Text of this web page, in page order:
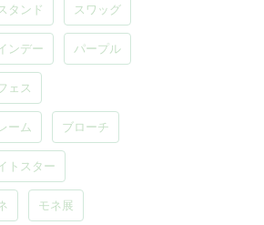
タンド スワッグ
ンデー パープル
ェス
ーム ブローチ
トスター
モネ展